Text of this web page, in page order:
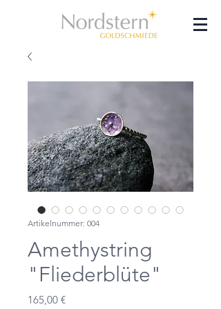
Artikelnummer: 004
Amethystring
"Fliederblüte"
165,00 €Preis